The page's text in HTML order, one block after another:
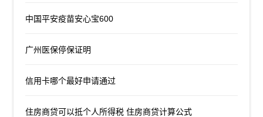
中国平安疫苗安心宝600
广州医保停保证明
信用卡哪个最好申请通过
住房商贷可以抵个人所得税 住房商贷计算公式